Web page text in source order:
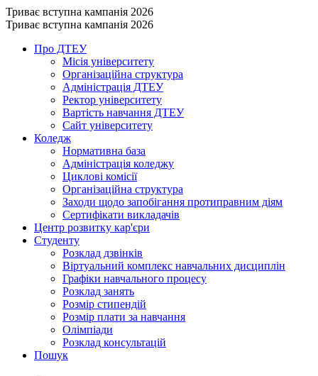
Триває вступна кампанія 2026
Триває вступна кампанія 2026
Про ДТЕУ
Місія університету
Організаційна структура
Адміністрація ДТЕУ
Ректор університету
Вартість навчання ДТЕУ
Сайт університету
Коледж
Нормативна база
Адміністрація коледжу
Циклові комісії
Організаційна структура
Заходи щодо запобігання протиправним діям
Сертифікати викладачів
Центр розвитку кар'єри
Студенту
Розклад дзвінків
Віртуальний комплекс навчальних дисциплін
Графіки навчального процесу
Розклад занять
Розмір стипендій
Розмір плати за навчання
Олімпіади
Розклад консультацій
Пошук